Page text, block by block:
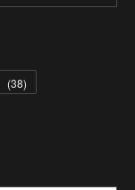
(38)